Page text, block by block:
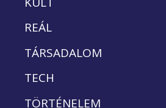
REÁL
TÁRSADALOM
TECH
TÖRTÉNELEM